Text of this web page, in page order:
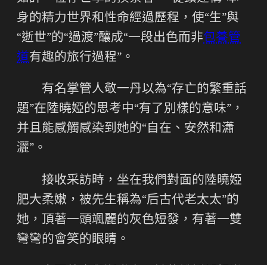
身的精力世界和性命經過歷程，使“生”與
“逝世”的“過渡”釀成“一段出色而非包養管
道有趣的旅行過程”。
有名掌管人敬一丹以為“存亡的繁重話
題”在陸曉婭的思考中“有了別樣的意味”，
并且能感觸感染到她的“自在、安然和瀟
灑”。
接收采訪時，坐在我們對面的陸曉婭
肥大柔嫩，被先生稱為“后古代老太太”的
她，頂著一頭颯麗的灰色短發，有著一雙
彎彎的會笑的眼睛。